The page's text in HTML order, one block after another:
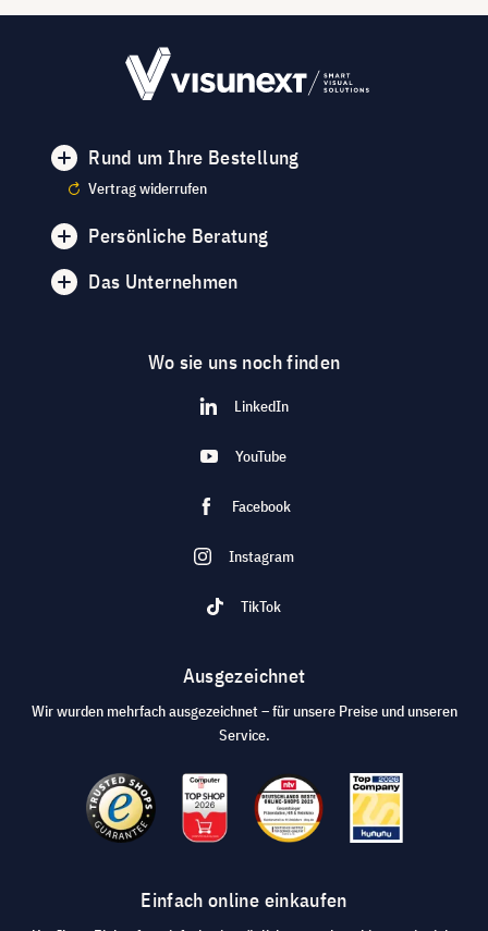
Rund um Ihre Bestellung
Vertrag widerrufen
Persönliche Beratung
Das Unternehmen
Wo sie uns noch finden
LinkedIn
YouTube
Facebook
Instagram
TikTok
Ausgezeichnet
Wir wurden mehrfach ausgezeichnet – für unsere Preise und unseren
Service.
Einfach online einkaufen